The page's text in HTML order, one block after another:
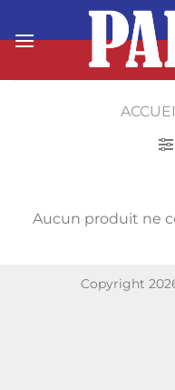
au
Aucun produit ne
Copyright